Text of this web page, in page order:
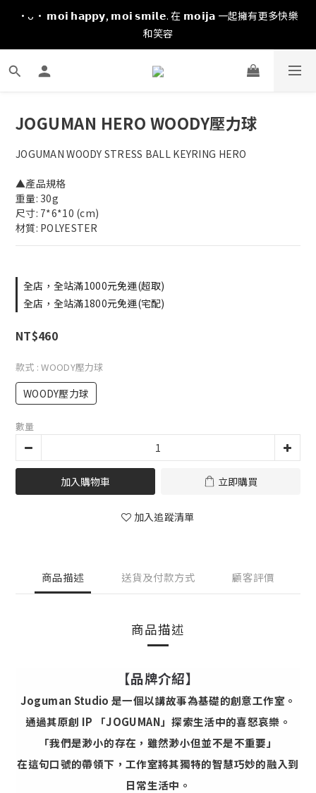
·ᴗ· 𝗺𝗼𝗶 𝗵𝗮𝗽𝗽𝘆, 𝗺𝗼𝗶 𝘀𝗺𝗶𝗹𝗲. 在 𝗺𝗼𝗶𝗷𝗮 一起擁有更多快樂
和笑容
JOGUMAN HERO WOODY壓力球
JOGUMAN WOODY STRESS BALL KEYRING HERO
▲產品規格
重量: 30g
尺寸: 7*6*10 (cm)
材質: POLYESTER
全店，全站滿1000元免運(超取)
全店，全站滿1800元免運(宅配)
NT$460
款式 : WOODY壓力球
WOODY壓力球
數量
加入購物車 立即購買
加入追蹤清單
商品描述 送貨及付款方式 顧客評價
商品描述
【品牌介紹】
Joguman Studio 是一個以講故事為基礎的創意工作室。
通過其原創 IP 「JOGUMAN」探索生活中的喜怒哀樂。
「我們是渺小的存在，雖然渺小但並不是不重要」
在這句口號的帶領下，工作室將其獨特的智慧巧妙的融入到
日常生活中。